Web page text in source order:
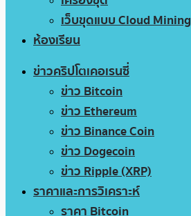
เว็บขุดแบบ Cloud Mining
ห้องเรียน
ข่าวคริปโตเคอเรนซี่
ข่าว Bitcoin
ข่าว Ethereum
ข่าว Binance Coin
ข่าว Dogecoin
ข่าว Ripple (XRP)
ราคาและการวิเคราะห์
ราคา Bitcoin